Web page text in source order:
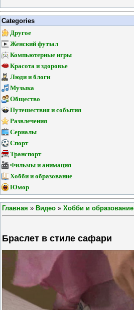
Categories
Другое
Женский футзал
Компьютерные игры
Красота и здоровье
Люди и блоги
Музыка
Общество
Путешествия и события
Развлечения
Сериалы
Спорт
Транспорт
Фильмы и анимация
Хобби и образование
Юмор
Главная » Видео » Хобби и образование
Браслет в стиле сафари